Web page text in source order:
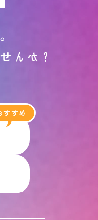
。
せ ん か ？